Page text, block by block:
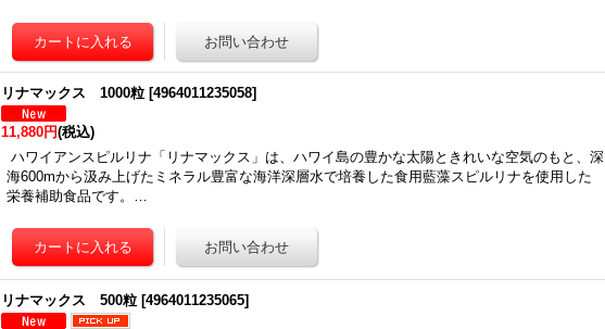
リナマックス 1000粒 [4964011235058]
11,880円(税込)
ハワイアンスピルリナ「リナマックス」は、ハワイ島の豊かな太陽ときれいな空気のもと、深
海600mから汲み上げたミネラル豊富な海洋深層水で培養した食用藍藻スピルリナを使用した
栄養補助食品です。…
リナマックス 500粒 [4964011235065]